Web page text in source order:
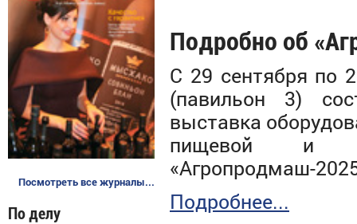
Посмотреть все журналы...
По делу
Подробно об
С 29 сентября по
(павильон 3)
выставка
пищевой и
«Агропродмаш-
Подробнее...